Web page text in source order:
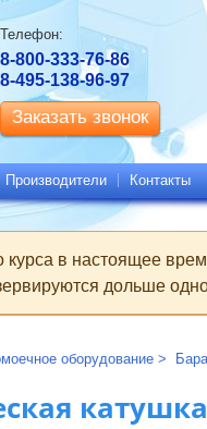
Производители Контакты
курса в настоящее
дольше
оборудование
катушка
Контактная
информация
Телефон:
8-800-333-76-86
8-495-138-96-97
Заказать звонок